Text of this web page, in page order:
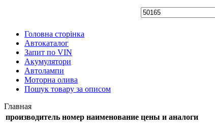
Головна сторінка
Автокаталог
Запит по VIN
Акумулятори
Автолампи
Моторна олива
Пошук товару за описом
Главная
производитель номер наименование цены и аналоги